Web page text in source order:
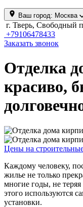
Ваш город: Москва
г. Тверь, Свободный
+79106478433
Заказать звонок
Отделка
красиво,
Цены на
Каждому человеку,
жилье не только
многие годы, не
этого используются
установки.